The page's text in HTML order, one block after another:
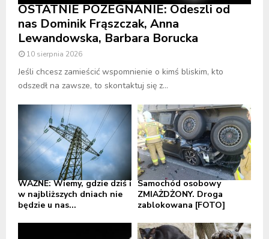
OSTATNIE POŻEGNANIE: Odeszli od
nas Dominik Frąszczak, Anna
Lewandowska, Barbara Borucka
10 sierpnia 2026
Jeśli chcesz zamieścić wspomnienie o kimś bliskim, kto
odszedł na zawsze, to skontaktuj się z...
WAŻNE: Wiemy, gdzie dziś i
w najbliższych dniach nie
będzie u nas...
Samochód osobowy
ZMIAŻDŻONY. Droga
zablokowana [FOTO]